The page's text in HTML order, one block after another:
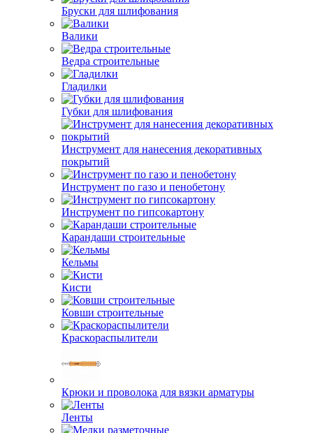
Бруски для шлифования
Валики
Ведра строительные
Гладилки
Губки для шлифования
Инструмент для нанесения декоративных
покрытий
Инструмент по газо и пенобетону
Инструмент по гипсокартону
Карандаши строительные
Кельмы
Кисти
Ковши строительные
Краскораспылители
Крюки и проволока для вязки арматуры
Ленты